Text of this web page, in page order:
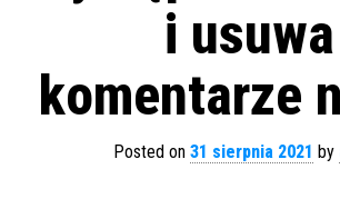
i usuwa
komentarze
Posted on 31 sierpnia 2021 by